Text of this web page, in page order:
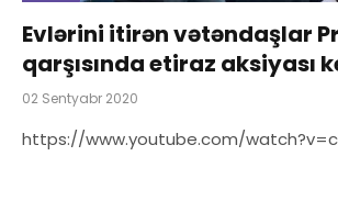
Evlərini itirən vətəndaşlar
qarşısında etiraz aksiyası
02 Sentyabr 2020
https://www.youtube.com/